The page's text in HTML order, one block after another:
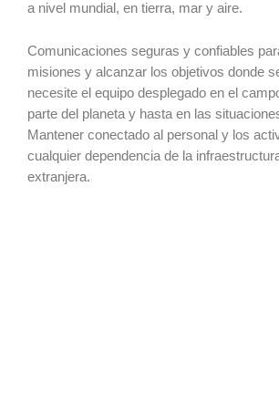
a nivel mundial, en tierra, mar y aire.
Comunicaciones seguras y confiables
misiones y alcanzar los objetivos donde
necesite el equipo desplegado en el
parte del planeta y hasta en las
Mantener conectado al personal y los
cualquier dependencia de la
extranjera.